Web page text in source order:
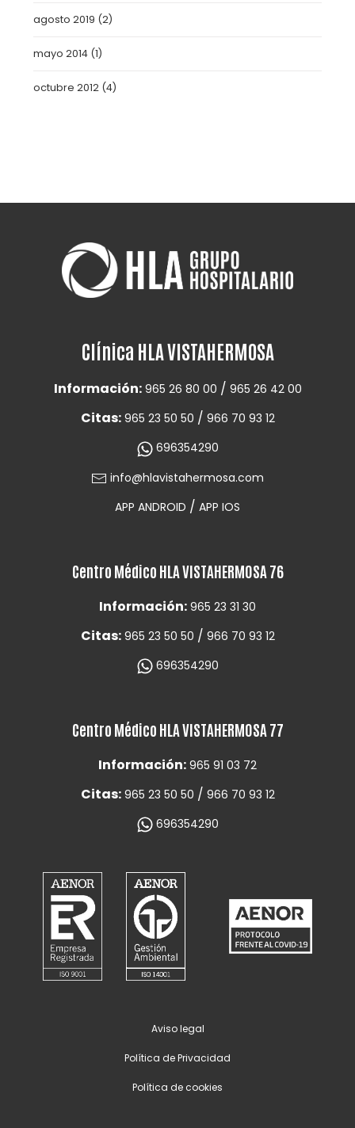
agosto 2019 (2)
mayo 2014 (1)
octubre 2012 (4)
Clínica HLA VISTAHERMOSA
Información: 965 26 80 00 / 965 26 42 00
Citas: 965 23 50 50 / 966 70 93 12
696354290
info@hlavistahermosa.com
APP ANDROID / APP IOS
Centro Médico HLA VISTAHERMOSA 76
Información: 965 23 31 30
Citas: 965 23 50 50 / 966 70 93 12
696354290
Centro Médico HLA VISTAHERMOSA 77
Información: 965 91 03 72
Citas: 965 23 50 50 / 966 70 93 12
696354290
Aviso legal
Política de Privacidad
Política de cookies